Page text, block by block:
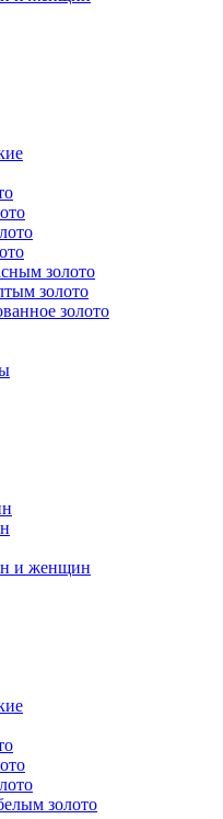
золото
золото
золото
и женщин
золото